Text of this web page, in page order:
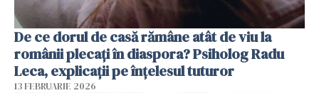
De ce dorul de casă rămâne atât de viu la
românii plecați în diaspora? Psiholog Radu
Leca, explicații pe înțelesul tuturor
13 FEBRUARIE 2026